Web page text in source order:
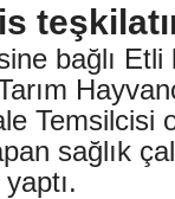
bağlı Etli
Temsilcisi
sağlık
yaptı.